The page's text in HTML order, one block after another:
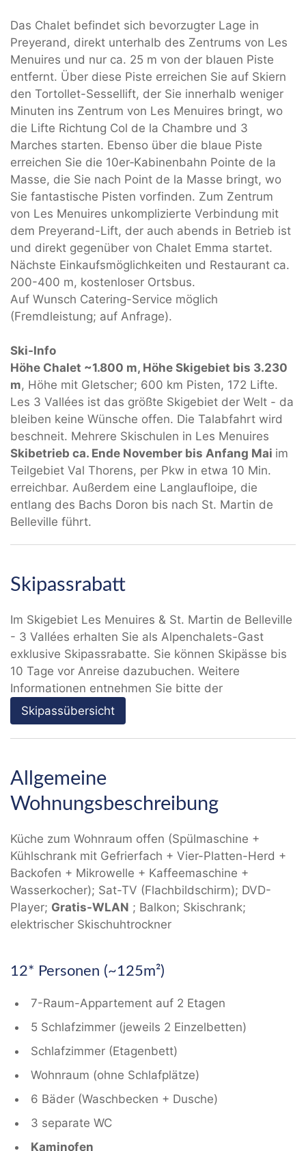
Das Chalet befindet sich bevorzugter Lage in
Preyerand, direkt unterhalb des Zentrums von Les
Menuires und nur ca. 25 m von der blauen Piste
entfernt. Über diese Piste erreichen Sie auf Skiern
den Tortollet-Sessellift, der Sie innerhalb weniger
Minuten ins Zentrum von Les Menuires bringt, wo
die Lifte Richtung Col de la Chambre und 3
Marches starten. Ebenso über die blaue Piste
erreichen Sie die 10er‑Kabinenbahn Pointe de la
Masse, die Sie nach Point de la Masse bringt, wo
Sie fantastische Pisten vorfinden. Zum Zentrum
von Les Menuires unkomplizierte Verbindung mit
dem Preyerand-Lift, der auch abends in Betrieb ist
und direkt gegenüber von Chalet Emma startet.
Nächste Einkaufsmöglichkeiten und Restaurant ca.
200-400 m, kostenloser Ortsbus.
Auf Wunsch Catering-Service möglich
(Fremdleistung; auf Anfrage).
Ski-Info
Höhe Chalet ~1.800 m, Höhe Skigebiet bis 3.230
m, Höhe mit Gletscher; 600 km Pisten, 172 Lifte.
Les 3 Vallées ist das größte Skigebiet der Welt - da
bleiben keine Wünsche offen. Die Talabfahrt wird
beschneit. Mehrere Skischulen in Les Menuires
Skibetrieb ca. Ende November bis Anfang Mai im
Teilgebiet Val Thorens, per Pkw in etwa 10 Min.
erreichbar. Außerdem eine Langlaufloipe, die
entlang des Bachs Doron bis nach St. Martin de
Belleville führt.
Skipassrabatt
Im Skigebiet Les Menuires & St. Martin de Belleville
- 3 Vallées erhalten Sie als Alpenchalets-Gast
exklusive Skipassrabatte. Sie können Skipässe bis
10 Tage vor Anreise dazubuchen. Weitere
Informationen entnehmen Sie bitte der
Skipassübersicht
Allgemeine
Wohnungsbeschreibung
Küche zum Wohnraum offen (Spülmaschine +
Kühlschrank mit Gefrierfach + Vier-Platten-Herd +
Backofen + Mikrowelle + Kaffeemaschine +
Wasserkocher); Sat-TV (Flachbildschirm); DVD-
Player; Gratis-WLAN ; Balkon; Skischrank;
elektrischer Skischuhtrockner
12* Personen (~125m²)
7-Raum-Appartement auf 2 Etagen
5 Schlafzimmer (jeweils 2 Einzelbetten)
Schlafzimmer (Etagenbett)
Wohnraum (ohne Schlafplätze)
6 Bäder (Waschbecken + Dusche)
3 separate WC
Kaminofen